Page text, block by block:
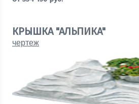
КРЫШКА "АЛЬПИКА"
чертеж